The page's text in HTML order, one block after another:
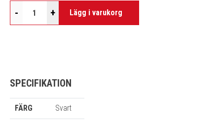
- + Lägg i varukorg
SPECIFIKATION
FÄRG Svart